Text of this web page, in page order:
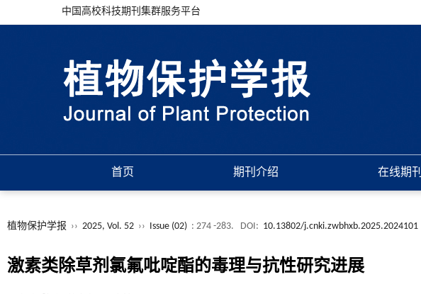
中国高校科技期刊集群服务平台
首页 期刊介绍 在线期刊
植物保护学报 ›› 2025, Vol. 52 ›› Issue (02) : 274 -283. DOI: 10.13802/j.cnki.zwbhxb.2025.2024101
激素类除草剂氯氟吡啶酯的毒理与抗性研究进展